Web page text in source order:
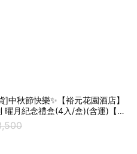
]中秋節快樂✨【裕元花園酒店】
曜月紀念禮盒(4入/盒)(含運)【墊
手禮